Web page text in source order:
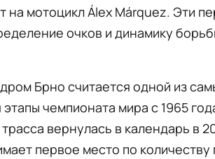
на мотоцикл Álex Márquez. Эти
очков и динамику
Брно считается одной из
этапы чемпионата мира с 1965
вернулась в календарь в
первое место по